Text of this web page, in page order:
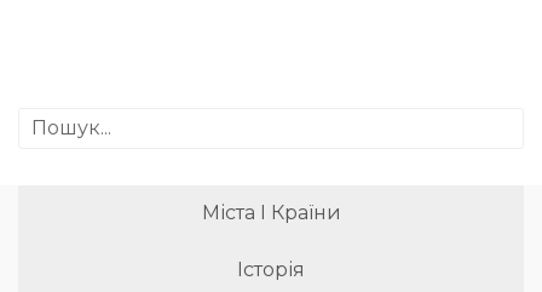
Міста І Країни
Історія